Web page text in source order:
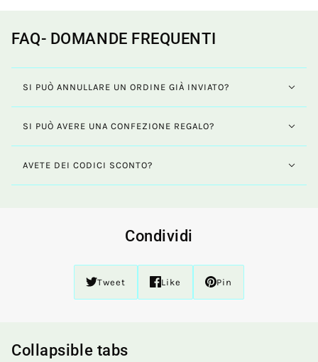
FAQ- DOMANDE FREQUENTI
SI PUÒ ANNULLARE UN ORDINE GIÀ INVIATO?
SI PUÒ AVERE UNA CONFEZIONE REGALO?
AVETE DEI CODICI SCONTO?
Condividi
Tweet Like Pin
Collapsible tabs